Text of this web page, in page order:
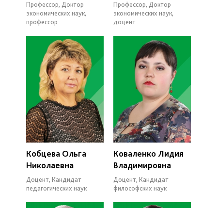
Профессор, Доктор
экономических наук,
профессор
Профессор, Доктор
экономических наук,
доцент
Кобцева Ольга
Николаевна
Доцент, Кандидат
педагогических наук
Коваленко Лидия
Владимировна
Доцент, Кандидат
философских наук